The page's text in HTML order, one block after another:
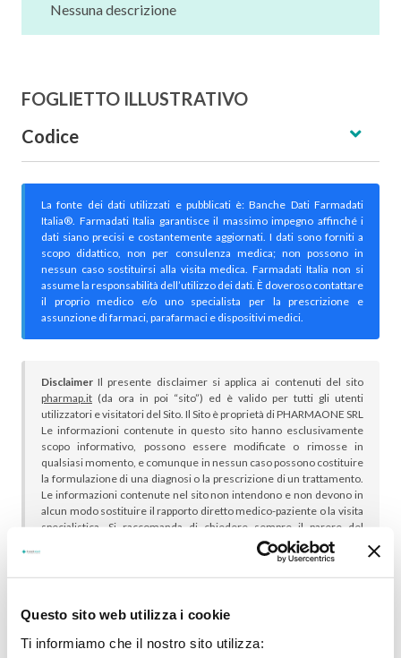
Questo sito web utilizza i cookie
Ti informiamo che il nostro sito utilizza:
Nessuna descrizione
FOGLIETTO ILLUSTRATIVO
Codice
La fonte dei dati utilizzati e pubblicati è: Banche Dati Farmadati
Italia®. Farmadati Italia garantisce il massimo impegno affinché i
dati siano precisi e costantemente aggiornati. I dati sono forniti a
scopo didattico, non per consulenza medica; non possono in
nessun caso sostituirsi alla visita medica. Farmadati Italia non si
assume la responsabilità dell’utilizzo dei dati. È doveroso contattare
il proprio medico e/o uno specialista per la prescrizione e
assunzione di farmaci, parafarmaci e dispositivi medici.
Disclaimer Il presente disclaimer si applica ai contenuti del sito
pharmap.it (da ora in poi “sito”) ed è valido per tutti gli utenti
utilizzatori e visitatori del Sito. Il Sito è proprietà di PHARMAONE SRL
Le informazioni contenute in questo sito hanno esclusivamente
scopo informativo, possono essere modificate o rimosse in
qualsiasi momento, e comunque in nessun caso possono costituire
la formulazione di una diagnosi o la prescrizione di un trattamento.
Le informazioni contenute nel sito non intendono e non devono in
alcun modo sostituire il rapporto diretto medico-paziente o la visita
specialistica. Si raccomanda di chiedere sempre il parere del
proprio medico curante e/o di specialisti riguardo qualsiasi
indicazione riportata. Se si hanno dubbi o quesiti sull’uso di un
medicinale è necessario consultare il proprio medico.